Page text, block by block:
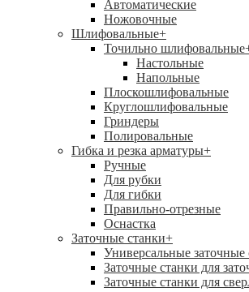
Автоматические
Ножовочные
Шлифовальные+
Точильно шлифовальные
Настольные
Напольные
Плоскошлифовальные
Круглошлифовальные
Гриндеры
Полировальные
Гибка и резка арматуры+
Ручные
Для рубки
Для гибки
Правильно-отрезные
Оснастка
Заточные станки+
Универсальные заточные
Заточные станки для
Заточные станки для